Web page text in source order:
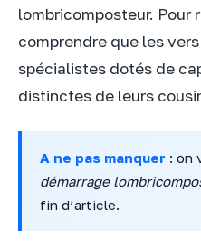
lombricomposteur. Pour
comprendre que les
spécialistes dotés de
distinctes de leurs
A ne pas manquer : on
démarrage
fin d’article.